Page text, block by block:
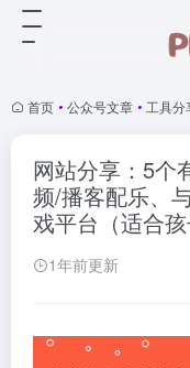
首页 • 公众号文章 • 工具分
网站分享：5个
频/播客配乐、
戏平台（适合
1年前更新